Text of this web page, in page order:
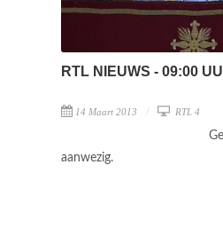
RTL NIEUWS - 09:00
14 Maart 2013 RTL 4
aanwezig.